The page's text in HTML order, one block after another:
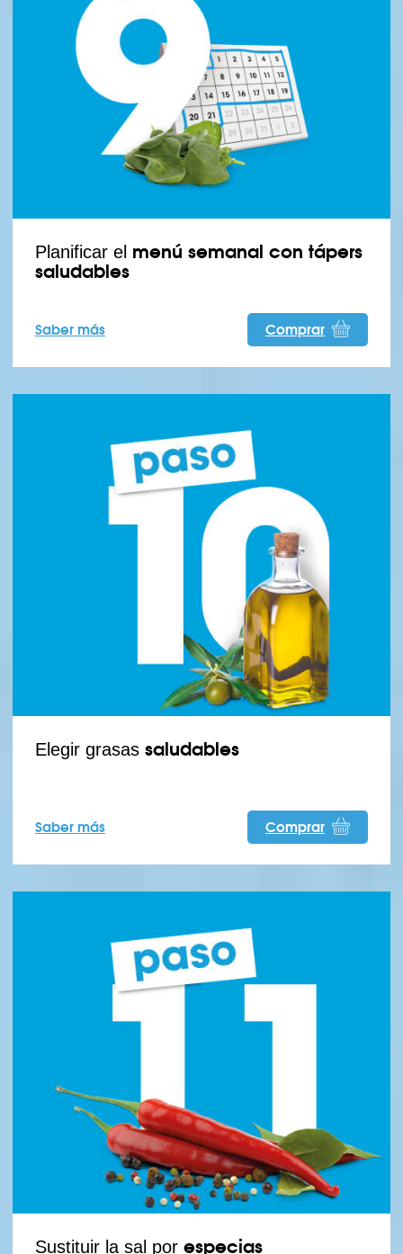
Planificar el menú semanal con tápers
saludables
Saber más Comprar
Elegir grasas saludables
Saber más Comprar
Sustituir la sal por especias